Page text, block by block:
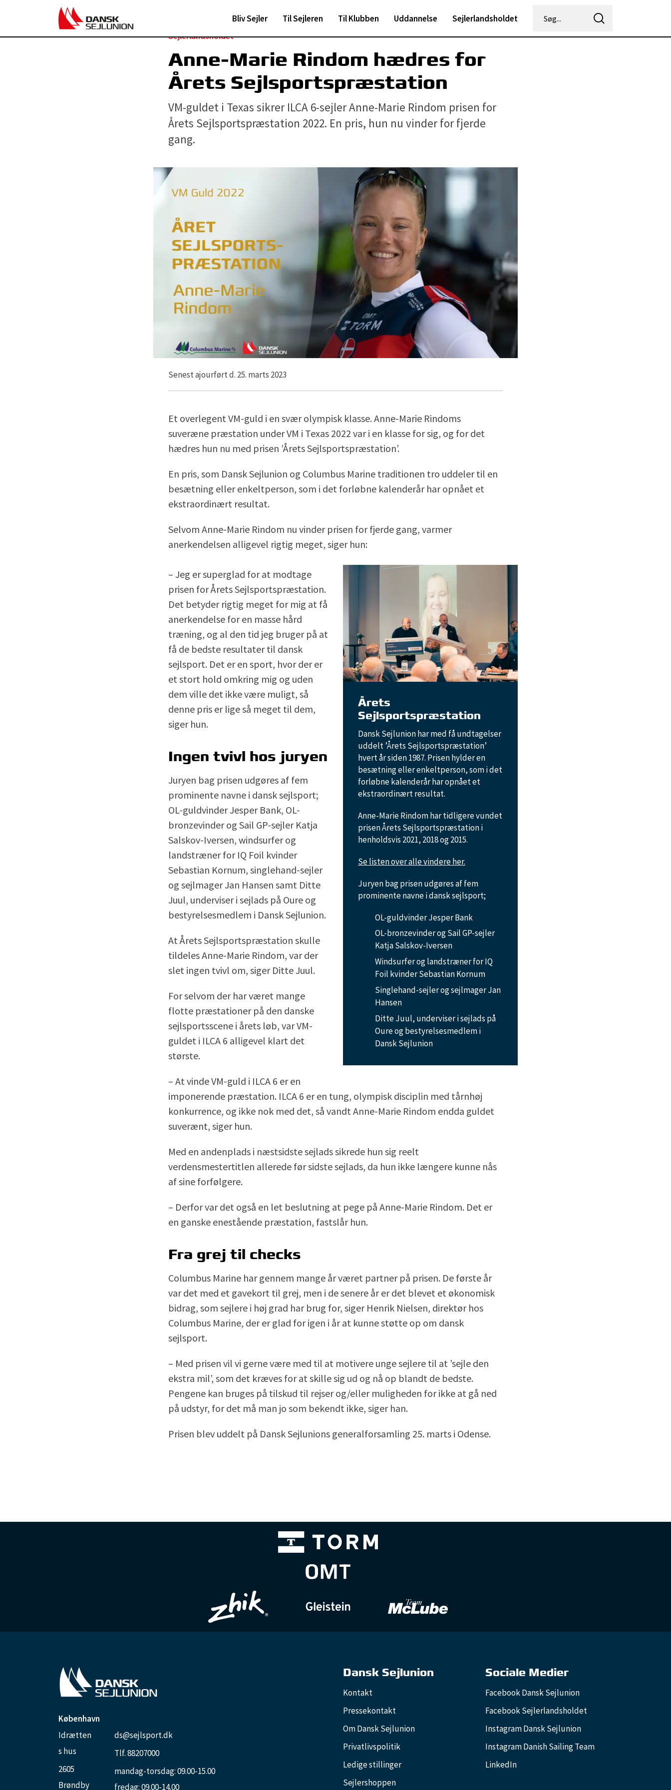
Bliv Sejler Til Sejleren Til Klubben Uddannelse
Sejlerlandsholdet
Sejlerlandsholdet
Anne-Marie Rindom hædres for
Årets Sejlsportspræstation
VM-guldet i Texas sikrer ILCA 6-sejler Anne-Marie Rindom prisen for
Årets Sejlsportspræstation 2022. En pris, hun nu vinder for fjerde
gang.
Senest ajourført d. 25. marts 2023
Et overlegent VM-guld i en svær olympisk klasse. Anne-Marie Rindoms
suveræne præstation under VM i Texas 2022 var i en klasse for sig, og for det
hædres hun nu med prisen ’Årets Sejlsportspræstation’.
En pris, som Dansk Sejlunion og Columbus Marine traditionen tro uddeler til en
besætning eller enkeltperson, som i det forløbne kalenderår har opnået et
ekstraordinært resultat.
Selvom Anne-Marie Rindom nu vinder prisen for fjerde gang, varmer
anerkendelsen alligevel rigtig meget, siger hun:
Årets
Sejlsportspræstation
Dansk Sejlunion har med få undtagelser
uddelt ’Årets Sejlsportspræstation’
hvert år siden 1987. Prisen hylder en
besætning eller enkeltperson, som i det
forløbne kalenderår har opnået et
ekstraordinært resultat.
Anne-Marie Rindom har tidligere vundet
prisen Årets Sejlsportspræstation i
henholdsvis 2021, 2018 og 2015.
Se listen over alle vindere her.
Juryen bag prisen udgøres af fem
prominente navne i dansk sejlsport;
OL-guldvinder Jesper Bank
OL-bronzevinder og Sail GP-sejler
Katja Salskov-Iversen
Windsurfer og landstræner for IQ
Foil kvinder Sebastian Kornum
Singlehand-sejler og sejlmager Jan
Hansen
Ditte Juul, underviser i sejlads på
Oure og bestyrelsesmedlem i
Dansk Sejlunion
– Jeg er superglad for at modtage
prisen for Årets Sejlsportspræstation.
Det betyder rigtig meget for mig at få
anerkendelse for en masse hård
træning, og al den tid jeg bruger på at
få de bedste resultater til dansk
sejlsport. Det er en sport, hvor der er
et stort hold omkring mig og uden
dem ville det ikke være muligt, så
denne pris er lige så meget til dem,
siger hun.
Ingen tvivl hos juryen
Juryen bag prisen udgøres af fem
prominente navne i dansk sejlsport;
OL-guldvinder Jesper Bank, OL-
bronzevinder og Sail GP-sejler Katja
Salskov-Iversen, windsurfer og
landstræner for IQ Foil kvinder
Sebastian Kornum, singlehand-sejler
og sejlmager Jan Hansen samt Ditte
Juul, underviser i sejlads på Oure og
bestyrelsesmedlem i Dansk Sejlunion.
At Årets Sejlsportspræstation skulle
tildeles Anne-Marie Rindom, var der
slet ingen tvivl om, siger Ditte Juul.
For selvom der har været mange
flotte præstationer på den danske
sejlsportsscene i årets løb, var VM-
guldet i ILCA 6 alligevel klart det
største.
– At vinde VM-guld i ILCA 6 er en
imponerende præstation. ILCA 6 er en tung, olympisk disciplin med tårnhøj
konkurrence, og ikke nok med det, så vandt Anne-Marie Rindom endda guldet
suverænt, siger hun.
Med en andenplads i næstsidste sejlads sikrede hun sig reelt
verdensmestertitlen allerede før sidste sejlads, da hun ikke længere kunne nås
af sine forfølgere.
– Derfor var det også en let beslutning at pege på Anne-Marie Rindom. Det er
en ganske enestående præstation, fastslår hun.
Fra grej til checks
Columbus Marine har gennem mange år været partner på prisen. De første år
var det med et gavekort til grej, men i de senere år er det blevet et økonomisk
bidrag, som sejlere i høj grad har brug for, siger Henrik Nielsen, direktør hos
Columbus Marine, der er glad for igen i år at kunne støtte op om dansk
sejlsport.
– Med prisen vil vi gerne være med til at motivere unge sejlere til at ’sejle den
ekstra mil’, som det kræves for at skille sig ud og nå op blandt de bedste.
Pengene kan bruges på tilskud til rejser og/eller muligheden for ikke at gå ned
på udstyr, for det må man jo som bekendt ikke, siger han.
Prisen blev uddelt på Dansk Sejlunions generalforsamling 25. marts i Odense.
København
Idrætten
s hus
2605
Brøndby
ds@sejlsport.dk
Tlf. 88207000
mandag-torsdag: 09.00-15.00
fredag: 09.00-14.00
Dansk Sejlunion
Kontakt
Pressekontakt
Om Dansk Sejlunion
Privatlivspolitik
Ledige stillinger
Sejlershoppen
Sociale Medier
Facebook Dansk Sejlunion
Facebook Sejlerlandsholdet
Instagram Dansk Sejlunion
Instagram Danish Sailing Team
LinkedIn